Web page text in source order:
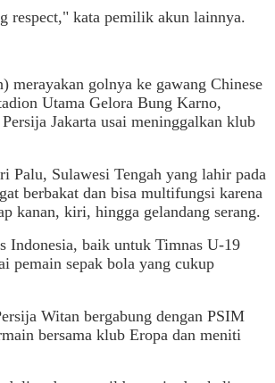
respect," kata pemilik akun lainnya.
merayakan golnya ke gawang Chinese
Utama Gelora Bung Karno,
Jakarta usai meninggalkan klub
Palu, Sulawesi Tengah yang lahir pada
berbakat dan bisa multifungsi karena
kanan, kiri, hingga gelandang serang.
Indonesia, baik untuk Timnas U-19
pemain sepak bola yang cukup
Witan bergabung dengan PSIM
bersama klub Eropa dan meniti